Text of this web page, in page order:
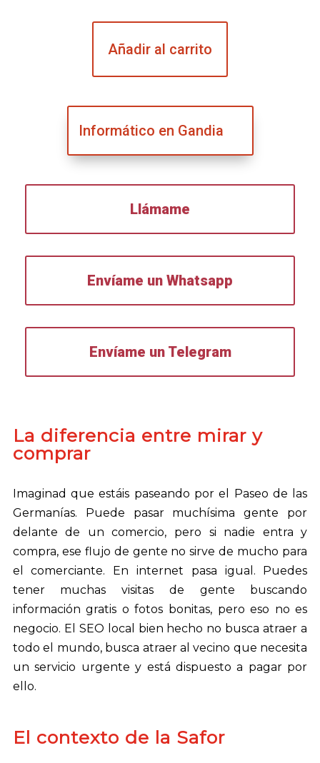
Añadir al carrito
Informático en Gandia
Llámame
Envíame un Whatsapp
Envíame un Telegram
La diferencia entre mirar y
comprar
Imaginad que estáis paseando por el Paseo de las
Germanías. Puede pasar muchísima gente por
delante de un comercio, pero si nadie entra y
compra, ese flujo de gente no sirve de mucho para
el comerciante. En internet pasa igual. Puedes
tener muchas visitas de gente buscando
información gratis o fotos bonitas, pero eso no es
negocio. El SEO local bien hecho no busca atraer a
todo el mundo, busca atraer al vecino que necesita
un servicio urgente y está dispuesto a pagar por
ello.
El contexto de la Safor